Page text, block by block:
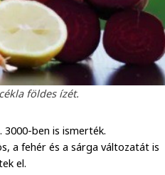
földes ízét.
3000-ben is ismerték.
a fehér és a sárga változatát is
el.